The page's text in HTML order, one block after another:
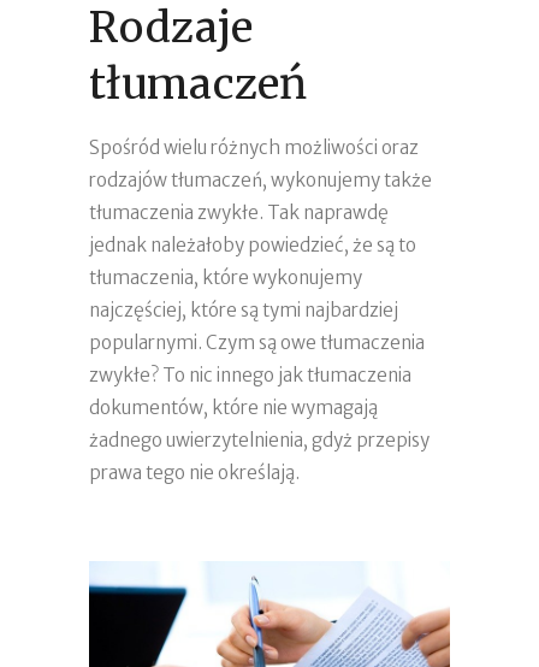
Rodzaje
tłumaczeń
Spośród wielu różnych możliwości oraz
rodzajów tłumaczeń, wykonujemy także
tłumaczenia zwykłe. Tak naprawdę
jednak należałoby powiedzieć, że są to
tłumaczenia, które wykonujemy
najczęściej, które są tymi najbardziej
popularnymi. Czym są owe tłumaczenia
zwykłe? To nic innego jak tłumaczenia
dokumentów, które nie wymagają
żadnego uwierzytelnienia, gdyż przepisy
prawa tego nie określają.